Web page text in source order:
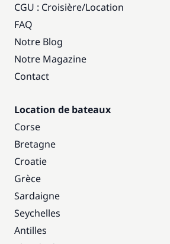
CGU : Croisière/Location
FAQ
Notre Blog
Notre Magazine
Contact
Location de bateaux
Corse
Bretagne
Croatie
Grèce
Sardaigne
Seychelles
Antilles